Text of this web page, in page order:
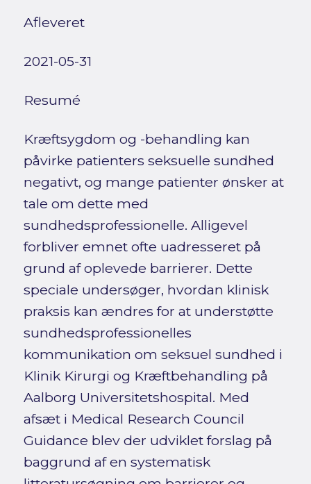
Afleveret
2021-05-31
Resumé
Kræftsygdom og -behandling kan
påvirke patienters seksuelle sundhed
negativt, og mange patienter ønsker at
tale om dette med
sundhedsprofessionelle. Alligevel
forbliver emnet ofte uadresseret på
grund af oplevede barrierer. Dette
speciale undersøger, hvordan klinisk
praksis kan ændres for at understøtte
sundhedsprofessionelles
kommunikation om seksuel sundhed i
Klinik Kirurgi og Kræftbehandling på
Aalborg Universitetshospital. Med
afsæt i Medical Research Council
Guidance blev der udviklet forslag på
baggrund af en systematisk